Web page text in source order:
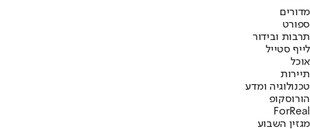
מדורים
ספורט
תרבות ובידור
לייף סטייל
אוכל
תיירות
טכנולוגיה ומדע
הורוסקופ
ForReal
מגזין השבוע